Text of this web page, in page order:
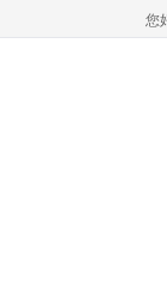
您